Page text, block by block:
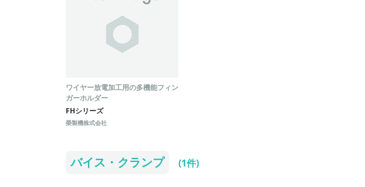
ワイヤー放電加工用の多機能フィン
ガーホルダー
FHシリーズ
榮製機株式会社
バイス・クランプ (1件)